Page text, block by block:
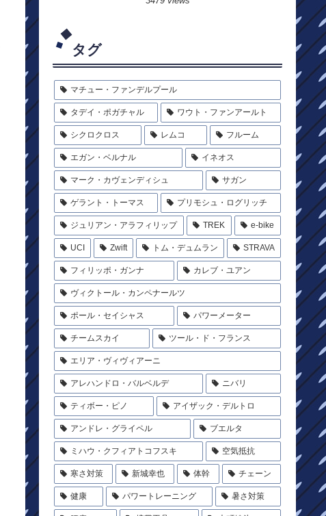
タグ
マチュー・ファンデルプール
タデイ・ポガチャル ワウト・ファンアールト
シクロクロス レムコ フルーム
エガン・ベルナル イネオス
マーク・カヴェンディシュ サガン
ゲラント・トーマス プリモシュ・ログリッチ
ジュリアン・アラフィリップ TREK e-bike
UCI Zwift トム・デュムラン STRAVA
フィリッポ・ガンナ カレブ・ユアン
ヴィクトール・カンペナールツ
ポール・セイシャス パワーメーター
チームスカイ ツール・ド・フランス
エリア・ヴィヴィアーニ
アレハンドロ・バルベルデ ニバリ
ティボー・ピノ アイザック・デルトロ
アンドレ・グライペル ブエルタ
ミハウ・クフィアトコフスキ 空気抵抗
寒さ対策 新城幸也 体幹 チェーン
健康 パワートレーニング 暑さ対策